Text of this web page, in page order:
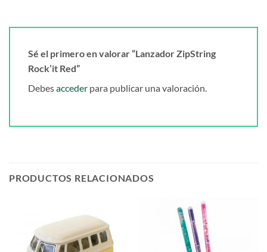
Sé el primero en valorar “Lanzador ZipString
Rock’it Red”
Debesacceder para publicar una valoración.
PRODUCTOS RELACIONADOS